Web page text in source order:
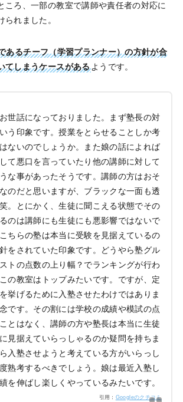
ころ、一部の教室で講師や責任者の対応に
られました。
あるチーフ（学習プランナー）の方針が合
てしまうケースがあるようです。
世話になっておりました。まず塾長の対
う印象です。授業をとらせることしか考
ないのでしょうか。また娘の話によれば
て悪口を言っていたり他の講師に対して
な事があったそうです。講師の方はおそ
のだと思いますが、ブラックな一面も透
。とにかく、生徒に聞こえる状態でその
のは講師にも生徒にも悪影響ではないで
ちらの塾は本当に受験を見据えているの
をされていた印象です。どうやら塾グル
トの点数の上り幅？でランキングが行わ
の教室はトップみたいです。ですが、定
挙げるために入塾させたわけではありま
です。その割には学校の成績や模試の点
とはなく、講師の方や塾長は本当に生徒
見据えていらっしゃるのか疑問を持ちま
入塾させようと考えている方がいらっし
熟考するべきでしょう。娘は最近入塾し
を伸ばし楽しくやっているみたいです。
引用： Googleのクチコミ